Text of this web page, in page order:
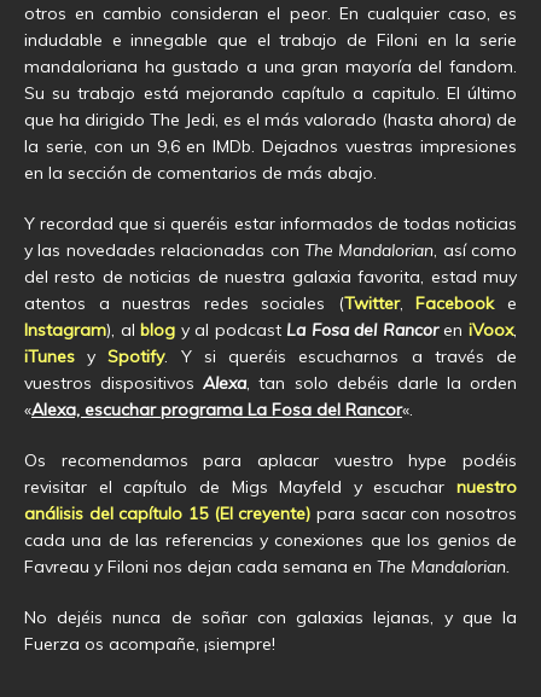
otros en cambio consideran el peor. En cualquier caso, es
indudable e innegable que el trabajo de Filoni en la serie
mandaloriana ha gustado a una gran mayoría del fandom.
Su su trabajo está mejorando capítulo a capitulo. El último
que ha dirigido The Jedi, es el más valorado (hasta ahora) de
la serie, con un 9,6 en IMDb. Dejadnos vuestras impresiones
en la sección de comentarios de más abajo.
Y recordad que si queréis estar informados de todas noticias
y las novedades relacionadas con The Mandalorian, así como
del resto de noticias de nuestra galaxia favorita, estad muy
atentos a nuestras redes sociales (Twitter,Facebooke
Instagram), alblog y al podcast La Fosa del RancoreniVoox,
iTunes ySpotify. Y si queréis escucharnos a través de
vuestros dispositivosAlexa, tan solo debéis darle la orden
«Alexa, escuchar programa La Fosa del Rancor«.
Os recomendamos para aplacar vuestro hype podéis
revisitar el capítulo de Migs Mayfeld y escuchar nuestro
análisis del capítulo 15 (El creyente) para sacar con nosotros
cada una de las referencias y conexiones que los genios de
Favreau y Filoni nos dejan cada semana en The Mandalorian.
No dejéis nunca de soñar con galaxias lejanas, y que la
Fuerza os acompañe, ¡siempre!